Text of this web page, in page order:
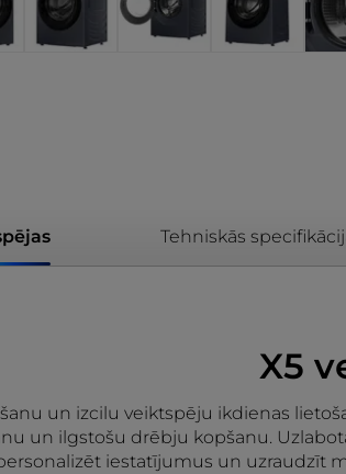
Tehniskās
X5
un izcilu veiktspēju ikdienas
un ilgstošu drēbju kopšanu.
iestatījumus un uzraudzīt